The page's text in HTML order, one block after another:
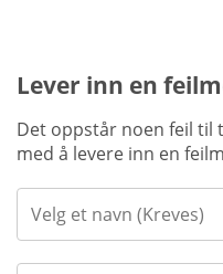
Lever inn en
Det oppstår noen feil til
med å levere inn en